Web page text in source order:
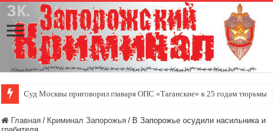
Суд Москвы приговорил главаря ОПС «Таганские» к 25 годам тюрьмы
Главная / Криминал Запорожья / В Запорожье осудили насильника и